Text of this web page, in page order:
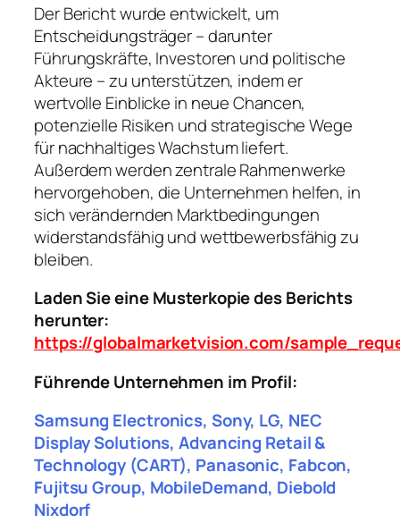
Der Bericht wurde entwickelt, um
Entscheidungsträger – darunter
Führungskräfte, Investoren und politische
Akteure – zu unterstützen, indem er
wertvolle Einblicke in neue Chancen,
potenzielle Risiken und strategische Wege
für nachhaltiges Wachstum liefert.
Außerdem werden zentrale Rahmenwerke
hervorgehoben, die Unternehmen helfen, in
sich verändernden Marktbedingungen
widerstandsfähig und wettbewerbsfähig zu
bleiben.
Laden Sie eine Musterkopie des Berichts
herunter:
https://globalmarketvision.com/
Führende Unternehmen im Profil:
Samsung Electronics, Sony, LG, NEC
Display Solutions, Advancing Retail &
Technology (CART), Panasonic, Fabcon,
Fujitsu Group, MobileDemand, Diebold
Nixdorf